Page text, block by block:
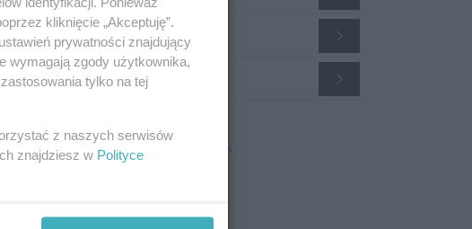
Drobne
Damsko-męskie
REKLAMA
kliknięcie „Akceptuję”.
prywatności znajdujący
wymagają zgody użytkownika,
tylko na tej
z naszych serwisów
znajdziesz w Polityce